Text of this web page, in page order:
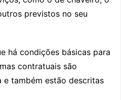
previstos no seu
há condições básicas para
contratuais são
e também estão descritas